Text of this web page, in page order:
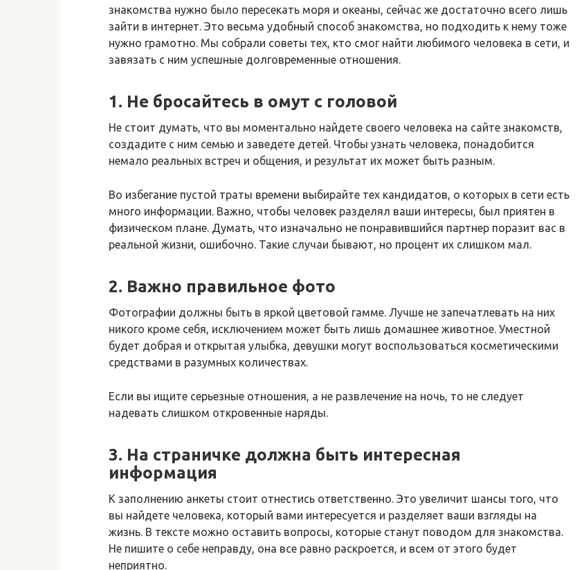
знакомства нужно было пересекать моря и океаны, сейчас же достаточно всего лишь
зайти в интернет. Это весьма удобный способ знакомства, но подходить к нему тоже
нужно грамотно. Мы собрали советы тех, кто смог найти любимого человека в сети, и
завязать с ним успешные долговременные отношения.
1. Не бросайтесь в омут с головой
Не стоит думать, что вы моментально найдете своего человека на сайте знакомств,
создадите с ним семью и заведете детей. Чтобы узнать человека, понадобится
немало реальных встреч и общения, и результат их может быть разным.
Во избегание пустой траты времени выбирайте тех кандидатов, о которых в сети есть
много информации. Важно, чтобы человек разделял ваши интересы, был приятен в
физическом плане. Думать, что изначально не понравившийся партнер поразит вас в
реальной жизни, ошибочно. Такие случаи бывают, но процент их слишком мал.
2. Важно правильное фото
Фотографии должны быть в яркой цветовой гамме. Лучше не запечатлевать на них
никого кроме себя, исключением может быть лишь домашнее животное. Уместной
будет добрая и открытая улыбка, девушки могут воспользоваться косметическими
средствами в разумных количествах.
Если вы ищите серьезные отношения, а не развлечение на ночь, то не следует
надевать слишком откровенные наряды.
3. На страничке должна быть интересная
информация
К заполнению анкеты стоит отнестись ответственно. Это увеличит шансы того, что
вы найдете человека, который вами интересуется и разделяет ваши взгляды на
жизнь. В тексте можно оставить вопросы, которые станут поводом для знакомства.
Не пишите о себе неправду, она все равно раскроется, и всем от этого будет
неприятно.